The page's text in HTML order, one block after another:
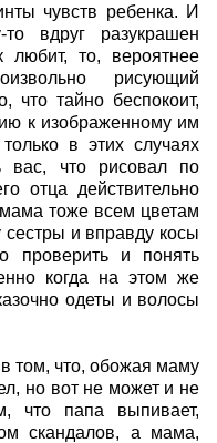
чувств ребенка. И
вдруг разукрашен
любит, то, вероятнее
рисующий
что тайно беспокоит,
к изображенному им
в этих случаях
вас, что рисовал по
отца действительно
тоже всем цветам
сестры и вправду косы
проверить и понять
когда на этом же
одеты и волосы
том, что, обожая маму
но вот не может и не
что папа выпивает,
скандалов, а мама,